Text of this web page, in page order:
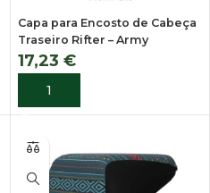
Capa para Encosto de Cabeça
Traseiro Rifter – Army
17,23 €
ADICIONAR